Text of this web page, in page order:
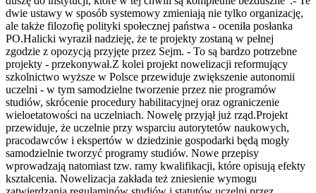
dwie ustawy w sposób systemowy zmieniają nie tylko organizację,
ale także filozofię polityki społecznej państwa - oceniła posłanka
PO.Halicki wyraził nadzieję, że te projekty zostaną w pełnej
zgodzie z opozycją przyjęte przez Sejm. - To są bardzo potrzebne
projekty - przekonywał.Z kolei projekt nowelizacji reformujący
szkolnictwo wyższe w Polsce przewiduje zwiększenie autonomii
uczelni - w tym samodzielne tworzenie przez nie programów
studiów, skrócenie procedury habilitacyjnej oraz ograniczenie
wieloetatowości na uczelniach. Nowelę przyjął już rząd.Projekt
przewiduje, że uczelnie przy wsparciu autorytetów naukowych,
pracodawców i ekspertów w dziedzinie gospodarki będą mogły
samodzielnie tworzyć programy studiów. Nowe przepisy
wprowadzają natomiast tzw. ramy kwalifikacji, które opisują efekty
kształcenia. Nowelizacja zakłada też zniesienie wymogu